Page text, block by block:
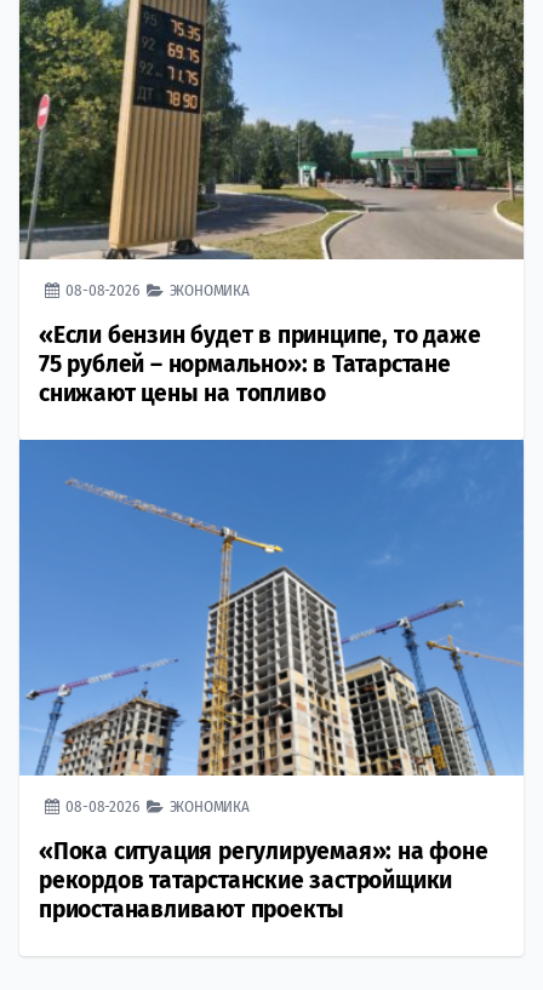
08-08-2026 ЭКОНОМИКА
«Если бензин будет в принципе, то даже
75 рублей – нормально»: в Татарстане
снижают цены на топливо
08-08-2026 ЭКОНОМИКА
«Пока ситуация регулируемая»: на фоне
рекордов татарстанские застройщики
приостанавливают проекты